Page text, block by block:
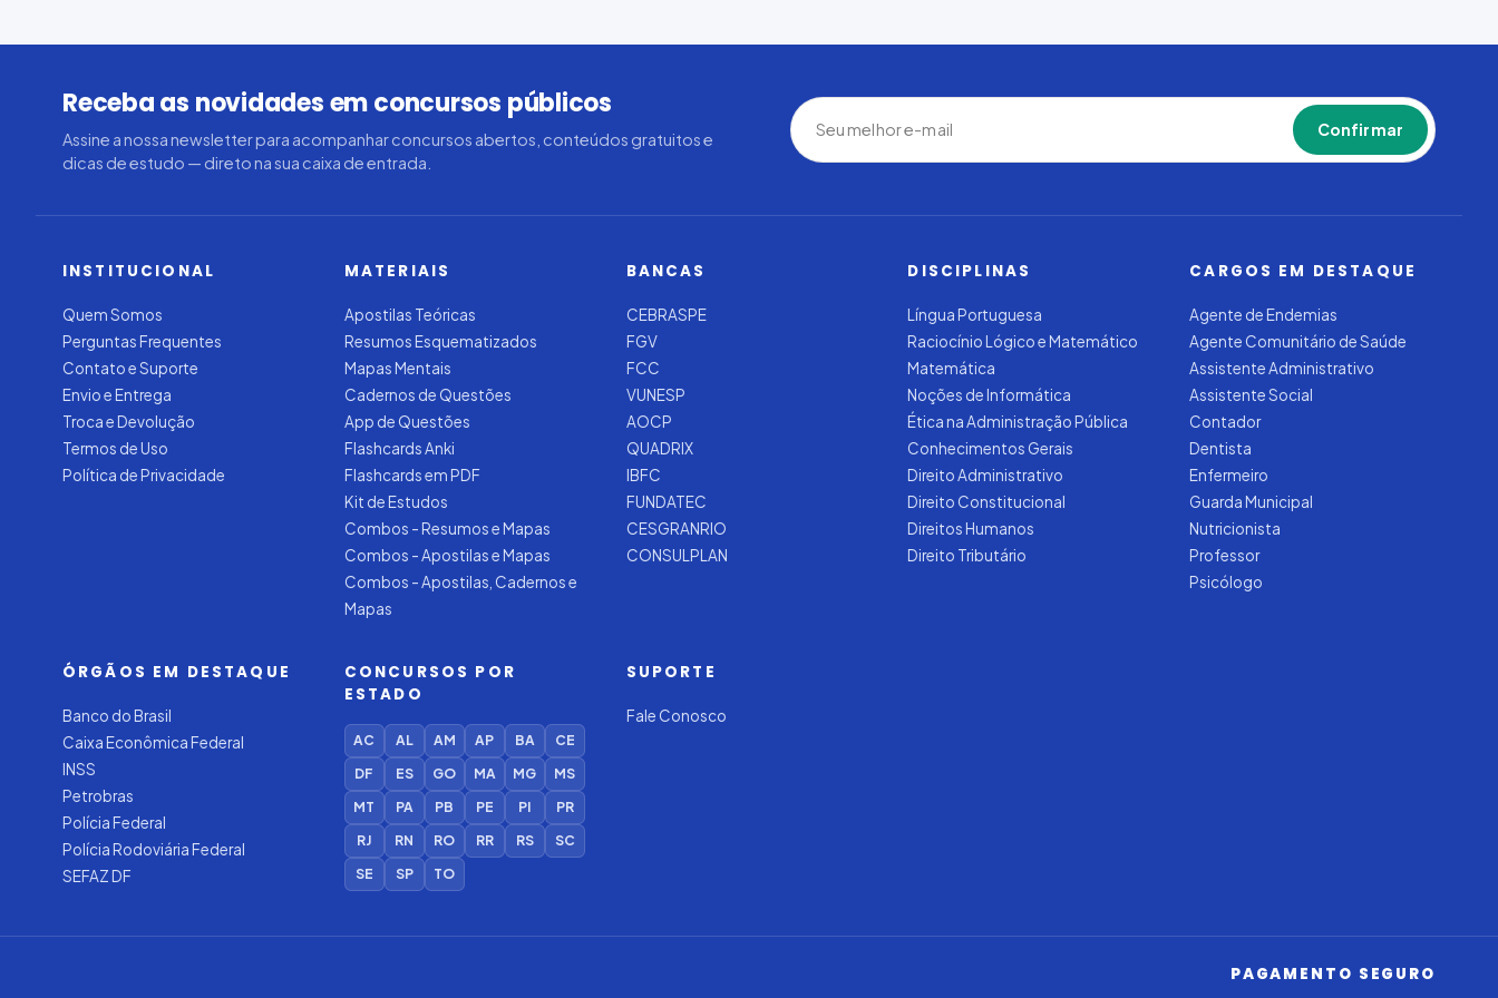
Receba as novidades em concursos públicos
Assine a nossa newsletter para acompanhar concursos abertos, conteúdos gratuitos e
dicas de estudo — direto na sua caixa de entrada.
Confirmar
INSTITUCIONAL
Quem Somos
Perguntas Frequentes
Contato e Suporte
Envio e Entrega
Troca e Devolução
Termos de Uso
Política de Privacidade
MATERIAIS
Apostilas Teóricas
Resumos Esquematizados
Mapas Mentais
Cadernos de Questões
App de Questões
Flashcards Anki
Flashcards em PDF
Kit de Estudos
Combos - Resumos e Mapas
Combos - Apostilas e Mapas
Combos - Apostilas, Cadernos e
Mapas
BANCAS
CEBRASPE
FGV
FCC
VUNESP
AOCP
QUADRIX
IBFC
FUNDATEC
CESGRANRIO
CONSULPLAN
DISCIPLINAS
Língua Portuguesa
Raciocínio Lógico e Matemático
Matemática
Noções de Informática
Ética na Administração Pública
Conhecimentos Gerais
Direito Administrativo
Direito Constitucional
Direitos Humanos
Direito Tributário
CARGOS EM DESTAQUE
Agente de Endemias
Agente Comunitário de Saúde
Assistente Administrativo
Assistente Social
Contador
Dentista
Enfermeiro
Guarda Municipal
Nutricionista
Professor
Psicólogo
ÓRGÃOS EM DESTAQUE
Banco do Brasil
Caixa Econômica Federal
INSS
Petrobras
Polícia Federal
Polícia Rodoviária Federal
SEFAZ DF
CONCURSOS POR
ESTADO
AC AL AM AP BA
CE
DF
ES GO MA MG
MS
MT
PA PB PE PI
PR
RJ
RN RO RR RS
SC
SE
SP TO
SUPORTE
Fale Conosco
PAGAMENTO SEGURO